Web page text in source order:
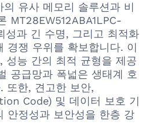
유사 메모리 솔루션과 비
MT28EW512ABA1LPC-
성과 긴 수명, 그리고 최적화
경쟁 우위를 확보합니다. 이
성능 간의 최적 균형을 제공
공급망과 폭넓은 생태계 호
또한, 견고한 보안,
Code) 및 데이터 보호 기
안정성과 보안성을 한층 강